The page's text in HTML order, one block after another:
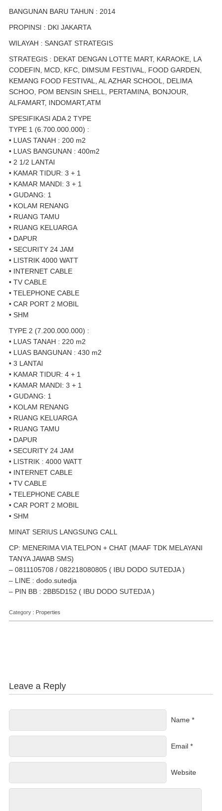
BANGUNAN BARU TAHUN : 2014
PROPINSI : DKI JAKARTA
WILAYAH : SANGAT STRATEGIS
STRATEGIS : DEKAT DENGAN LOTTE MART, KARAOKE, LA
CODEFIN, MCD, KFC, DIMSUM FESTIVAL, FOOD GARDEN,
KEMANG FOOD FESTIVAL, AL AZHAR SCHOOL, DELIMA
SCHOO, POM BENSIN SHELL, PERTAMINA, BONJOUR,
ALFAMART, INDOMART,ATM
SPESIFIKASI ADA 2 TYPE
TYPE 1 (6.700.000.000) :
• LUAS TANAH : 200 m2
• LUAS BANGUNAN : 400m2
• 2 1/2 LANTAI
• KAMAR TIDUR: 3 + 1
• KAMAR MANDI: 3 + 1
• GUDANG: 1
• KOLAM RENANG
• RUANG TAMU
• RUANG KELUARGA
• DAPUR
• SECURITY 24 JAM
• LISTRIK 4000 WATT
• INTERNET CABLE
• TV CABLE
• TELEPHONE CABLE
• CAR PORT 2 MOBIL
• SHM
TYPE 2 (7.200.000.000) :
• LUAS TANAH : 220 m2
• LUAS BANGUNAN : 430 m2
• 3 LANTAI
• KAMAR TIDUR: 4 + 1
• KAMAR MANDI: 3 + 1
• GUDANG: 1
• KOLAM RENANG
• RUANG KELUARGA
• RUANG TAMU
• DAPUR
• SECURITY 24 JAM
• LISTRIK : 4000 WATT
• INTERNET CABLE
• TV CABLE
• TELEPHONE CABLE
• CAR PORT 2 MOBIL
• SHM
MINAT SERIUS LANGSUNG CALL
CP: MENERIMA VIA TELPON + CHAT (MAAF TDK MELAYANI
TANYA JAWAB SMS)
– 0811105708 / 082218080805 ( IBU DODO SUTEDJA )
– LINE : dodo.sutedja
– PIN BB : 2BB5D152 ( IBU DODO SUTEDJA )
Category : Properties
Leave a Reply
Name *
Email *
Website